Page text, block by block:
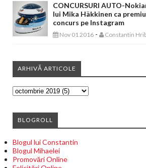
CONCURSURI AUTO-
lui Mika Häkkinen ca
concurs pe Instagram
Nov 01 2016 - Constantin
ARHIVĂ ARTICOLE
BLOGROLL
Blogul lui Constantin
Blogul Mihaelei
Promovări Online